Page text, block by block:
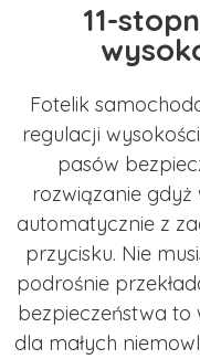
11-
Fotelik
regulacji
pasów
rozwiązanie gdyż
automatycznie z
przycisku. Nie
podrośnie
bezpieczeństwa to
dla małych